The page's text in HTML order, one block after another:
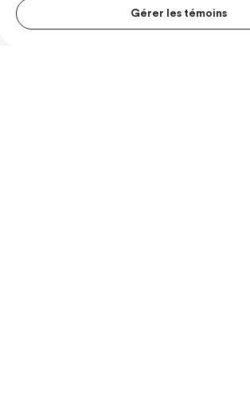
Gérer les témoins
Conditions d’utilisation
© Les Producteurs de lait du Quebec